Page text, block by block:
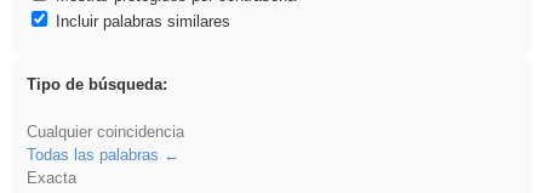
Incluir palabras similares
Tipo de búsqueda:
Cualquier coincidencia
Todas las palabras
Exacta